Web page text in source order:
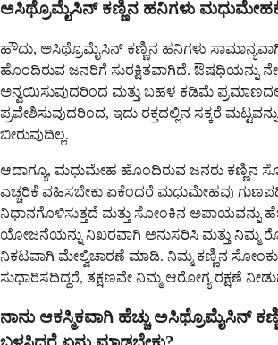
ಅಸಿಥ್ರೊಮೈಸಿನ್ ಕಣ್ಣಿನ ಹನಿಗಳು ಮಧುಮೇಹಕ್ಕೆ
ಹೌದು, ಅಸಿಥ್ರೊಮೈಸಿನ್ ಕಣ್ಣಿನ ಹನಿಗಳು
ಹೊಂದಿರುವ ಜನರಿಗೆ ಸುರಕ್ಷಿತವಾಗಿದೆ. ಔಷಧಿಯನ್ನು
ಅನ್ವಯಿಸುವುದರಿಂದ ಮತ್ತು ಬಹಳ ಕಡಿಮೆ ಪ್ರಮಾಣದಲ್ಲಿ
ಪ್ರವೇಶಿಸುವುದರಿಂದ, ಇದು ರಕ್ತದಲ್ಲಿನ ಸಕ್ಕರೆ
ಬೀರುವುದಿಲ್ಲ.
ಆದಾಗ್ಯೂ, ಮಧುಮೇಹ ಹೊಂದಿರುವ ಜನರು ಕಣ್ಣಿನ
ಎಚ್ಚರಿಕೆ ವಹಿಸಬೇಕು ಏಕೆಂದರೆ ಮಧುಮೇಹವು
ನಿಧಾನಗೊಳಿಸುತ್ತದೆ ಮತ್ತು ಸೋಂಕಿನ ಅಪಾಯವನ್ನು
ಯೋಜನೆಯನ್ನು ನಿಖರವಾಗಿ ಅನುಸರಿಸಿ ಮತ್ತು ನಿಮ್ಮ
ನಿಕಟವಾಗಿ ಮೇಲ್ವಿಚಾರಣೆ ಮಾಡಿ. ನಿಮ್ಮ ಕಣ್ಣಿನ ಸೋಂಕು
ಸುಧಾರಿಸದಿದ್ದರೆ, ತಕ್ಷಣವೇ ನಿಮ್ಮ ಆರೋಗ್ಯ ರಕ್ಷಣೆ
ನಾನು ಆಕಸ್ಮಿಕವಾಗಿ ಹೆಚ್ಚು ಅಸಿಥ್ರೊಮೈಸಿನ್